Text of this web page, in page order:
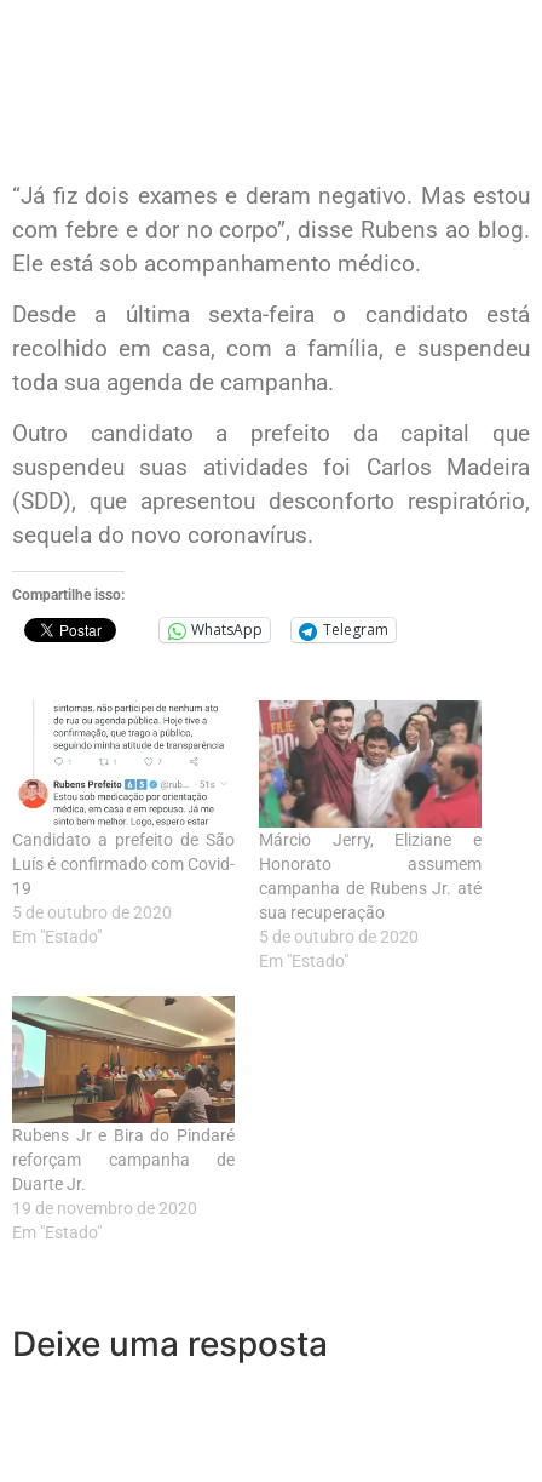
“Já fiz dois exames e deram negativo. Mas estou
com febre e dor no corpo”, disse Rubens ao blog.
Ele está sob acompanhamento médico.
Desde a última sexta-feira o candidato está
recolhido em casa, com a família, e suspendeu
toda sua agenda de campanha.
Outro candidato a prefeito da capital que
suspendeu suas atividades foi Carlos Madeira
(SDD), que apresentou desconforto respiratório,
sequela do novo coronavírus.
Compartilhe isso:
WhatsApp Telegram
Candidato a prefeito de São
Luís é confirmado com Covid-
19
5 de outubro de 2020
Em "Estado"
Márcio Jerry, Eliziane e
Honorato assumem
campanha de Rubens Jr. até
sua recuperação
5 de outubro de 2020
Em "Estado"
Rubens Jr e Bira do Pindaré
reforçam campanha de
Duarte Jr.
19 de novembro de 2020
Em "Estado"
Deixe uma resposta